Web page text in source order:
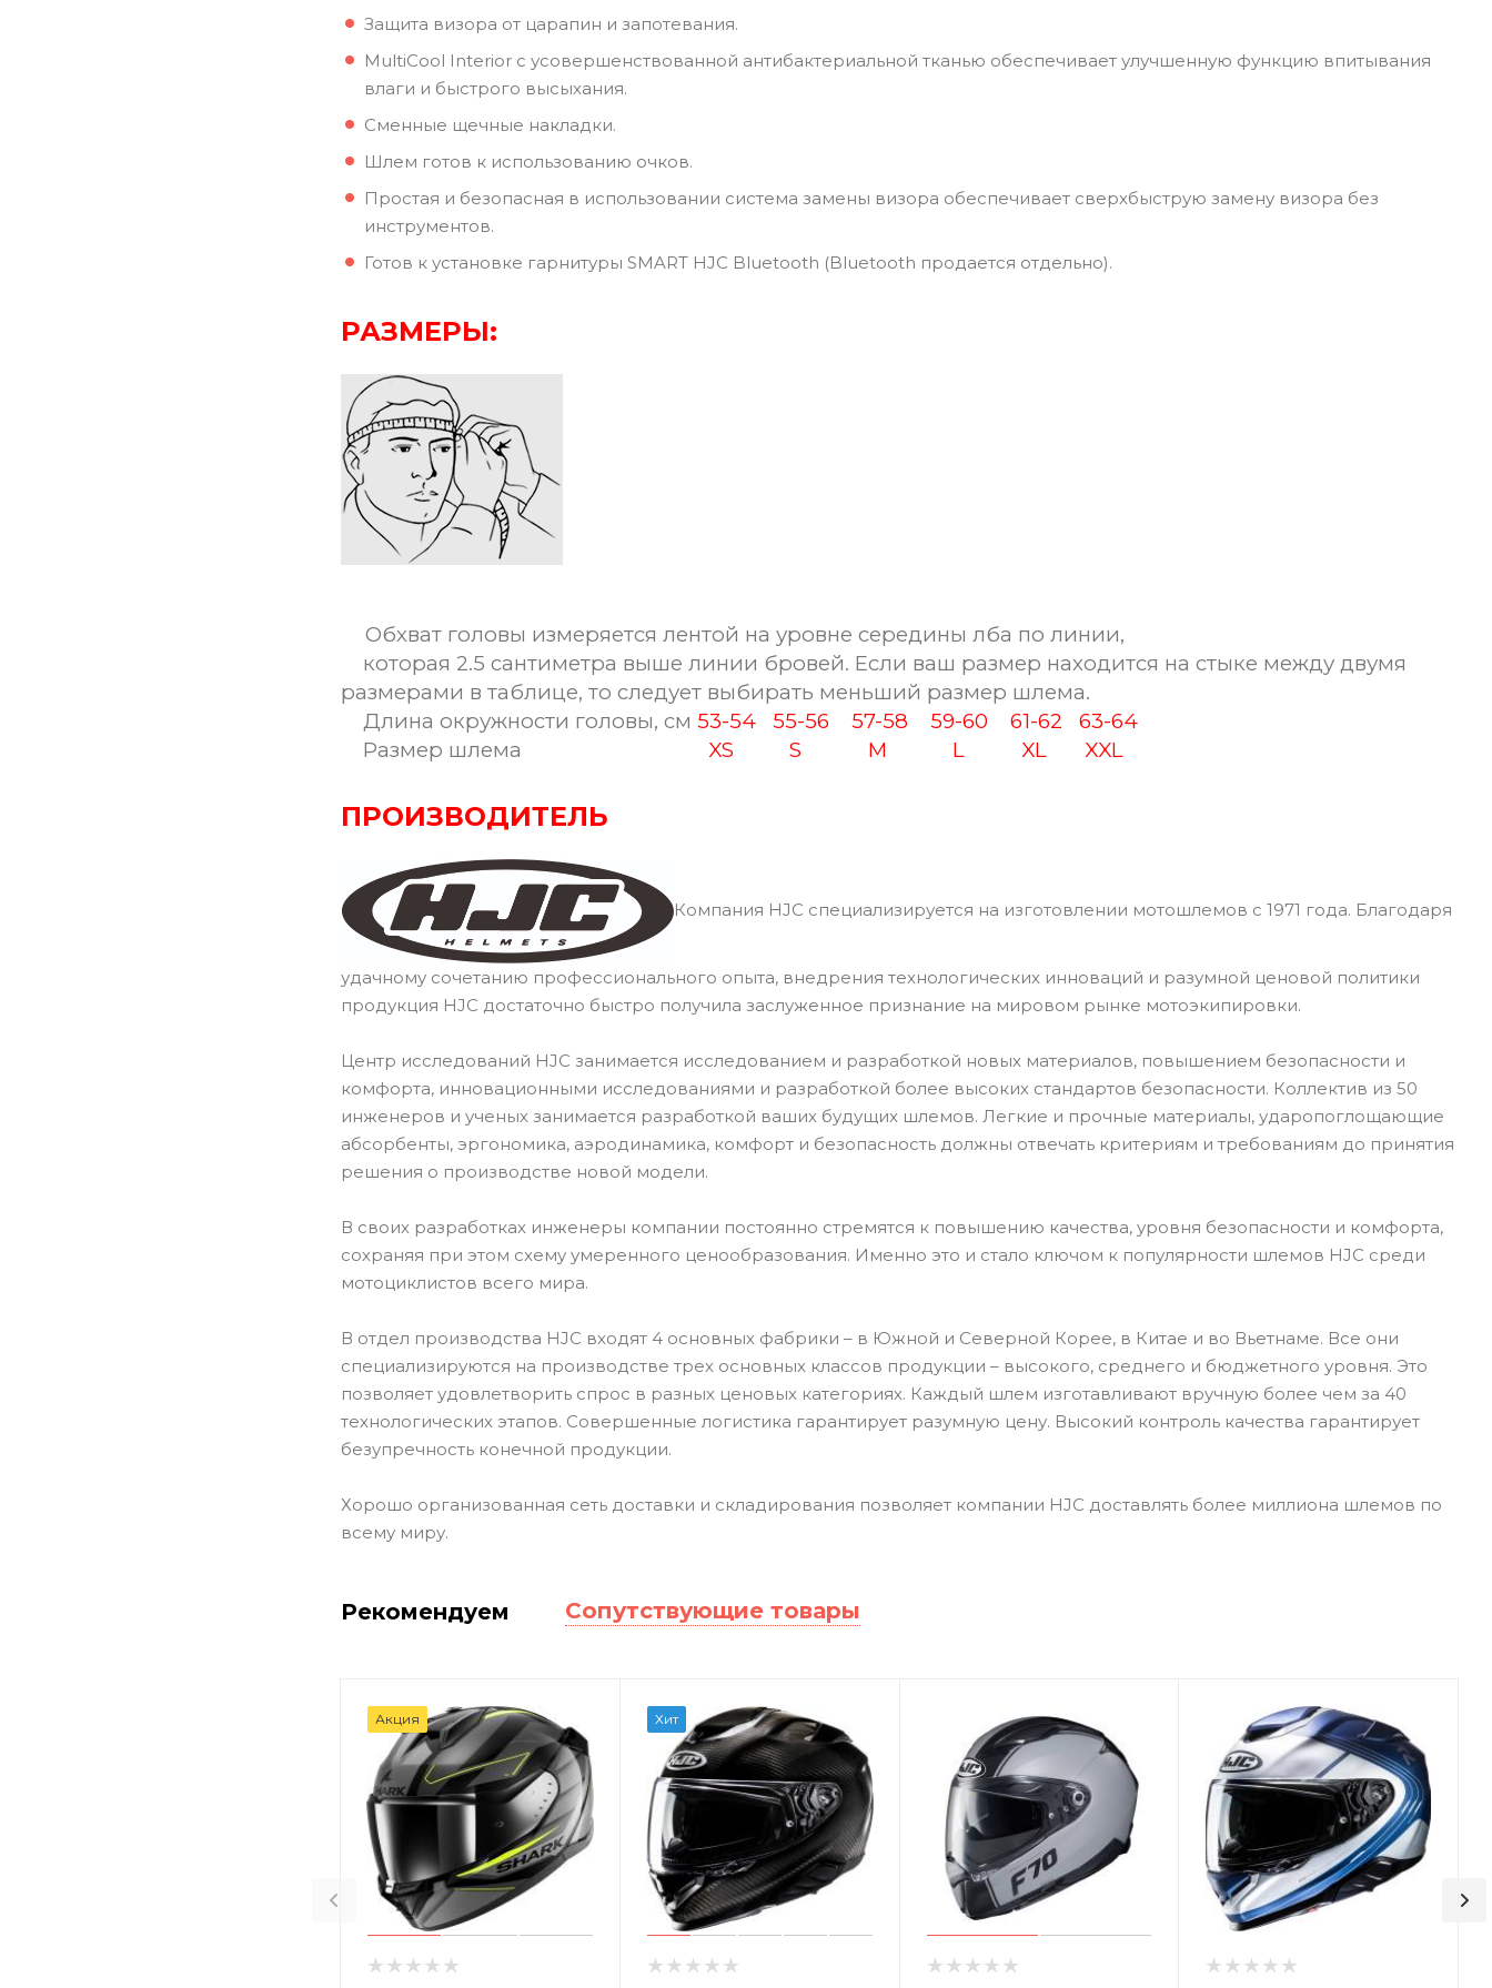
Защита визора от царапин и запотевания.
MultiCool Interior с усовершенствованной антибактериальной тканью обеспечивает улучшенную функцию впитывания
влаги и быстрого высыхания.
Сменные щечные накладки.
Шлем готов к использованию очков.
Простая и безопасная в использовании система замены визора обеспечивает сверхбыструю замену визора без
инструментов.
Готов к установке гарнитуры SMART HJC Bluetooth (Bluetooth продается отдельно).
РАЗМЕРЫ:
Обхват головы измеряется лентой на уровне середины лба по линии,
которая 2.5 сантиметра выше линии бровей. Если ваш размер находится на стыке между двумя
размерами в таблице, то следует выбирать меньший размер шлема.
Длина окружности головы, см 53-54 55-56 57-58 59-60 61-62 63-64
Размер шлема
XS S M L XL XXL
ПРОИЗВОДИТЕЛЬ
Компания HJC специализируется на изготовлении мотошлемов с 1971 года. Благодаря
удачному сочетанию профессионального опыта, внедрения технологических инноваций и разумной ценовой политики
продукция HJC достаточно быстро получила заслуженное признание на мировом рынке мотоэкипировки.
Центр исследований HJC занимается исследованием и разработкой новых материалов, повышением безопасности и
комфорта, инновационными исследованиями и разработкой более высоких стандартов безопасности. Коллектив из 50
инженеров и ученых занимается разработкой ваших будущих шлемов. Легкие и прочные материалы, ударопоглощающие
абсорбенты, эргономика, аэродинамика, комфорт и безопасность должны отвечать критериям и требованиям до принятия
решения о производстве новой модели.
В своих разработках инженеры компании постоянно стремятся к повышению качества, уровня безопасности и комфорта,
сохраняя при этом схему умеренного ценообразования. Именно это и стало ключом к популярности шлемов HJC среди
мотоциклистов всего мира.
В отдел производства HJC входят 4 основных фабрики – в Южной и Северной Корее, в Китае и во Вьетнаме. Все они
специализируются на производстве трех основных классов продукции – высокого, среднего и бюджетного уровня. Это
позволяет удовлетворить спрос в разных ценовых категориях. Каждый шлем изготавливают вручную более чем за 40
технологических этапов. Совершенные логистика гарантирует разумную цену. Высокий контроль качества гарантирует
безупречность конечной продукции.
Хорошо организованная сеть доставки и складирования позволяет компании HJC доставлять более миллиона шлемов по
всему миру.
Рекомендуем Сопутствующие товары
Акция Хит